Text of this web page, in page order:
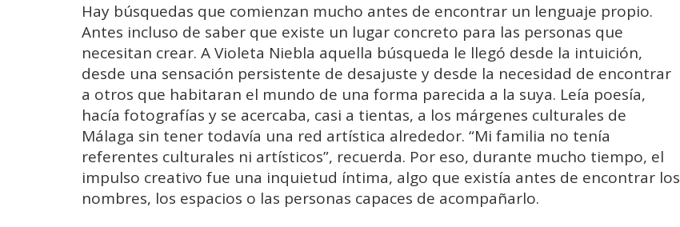
Hay búsquedas que comienzan mucho antes de encontrar un lenguaje propio.
Antes incluso de saber que existe un lugar concreto para las personas que
necesitan crear. A Violeta Niebla aquella búsqueda le llegó desde la intuición,
desde una sensación persistente de desajuste y desde la necesidad de encontrar
a otros que habitaran el mundo de una forma parecida a la suya. Leía poesía,
hacía fotografías y se acercaba, casi a tientas, a los márgenes culturales de
Málaga sin tener todavía una red artística alrededor. “Mi familia no tenía
referentes culturales ni artísticos”, recuerda. Por eso, durante mucho tiempo, el
impulso creativo fue una inquietud íntima, algo que existía antes de encontrar los
nombres, los espacios o las personas capaces de acompañarlo.